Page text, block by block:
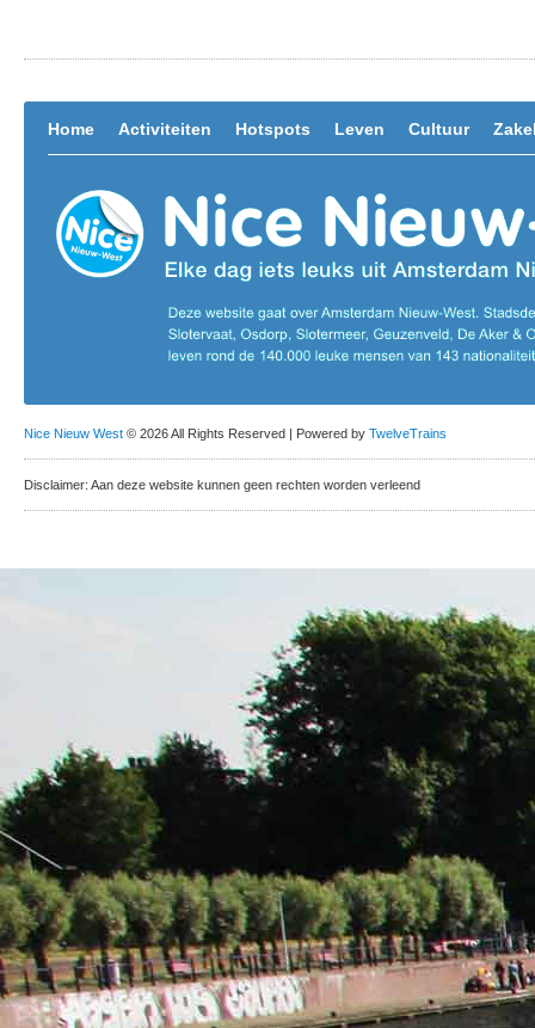
Home Activiteiten Hotspots Leven Cultuur
Nice Nieuw West © 2026 All Rights Reserved | Powered by TwelveTrains
Disclaimer: Aan deze website kunnen geen rechten worden verleend